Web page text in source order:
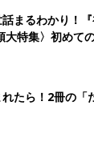
かごの継ぎ目や
ら模様の汚れ
なります。そ
因になること
い、しっかりす
れがついている
まるわかり！
大特集〉初めて
ルクの基本と
たら！2冊の「